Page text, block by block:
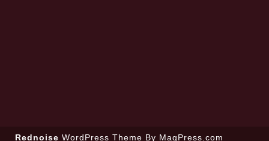
Rednoise WordPress Theme By MagPress.com